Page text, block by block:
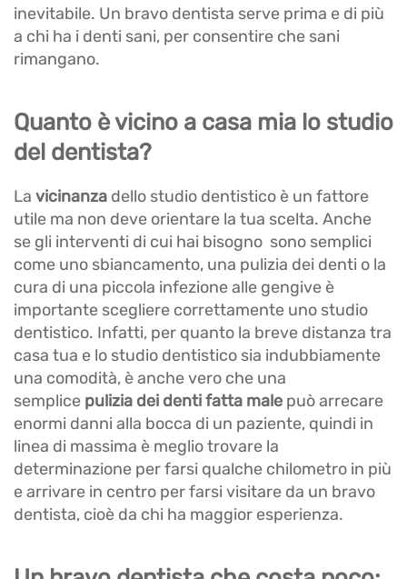
inevitabile. Un bravo dentista serve prima e di più
a chi ha i denti sani, per consentire che sani
rimangano.
Quanto è vicino a casa mia lo studio
del dentista?
La vicinanza dello studio dentistico è un fattore
utile ma non deve orientare la tua scelta. Anche
se gli interventi di cui hai bisogno sono semplici
come uno sbiancamento, una pulizia dei denti o la
cura di una piccola infezione alle gengive è
importante scegliere correttamente uno studio
dentistico. Infatti, per quanto la breve distanza tra
casa tua e lo studio dentistico sia indubbiamente
una comodità, è anche vero che una
semplice pulizia dei denti fatta male può arrecare
enormi danni alla bocca di un paziente, quindi in
linea di massima è meglio trovare la
determinazione per farsi qualche chilometro in più
e arrivare in centro per farsi visitare da un bravo
dentista, cioè da chi ha maggior esperienza.